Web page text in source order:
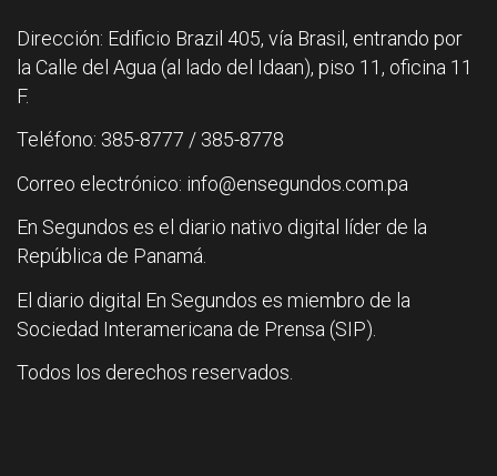
Dirección: Edificio Brazil 405, vía Brasil, entrando por
la Calle del Agua (al lado del Idaan), piso 11, oficina 11
F.
Teléfono: 385-8777 / 385-8778
Correo electrónico: info@ensegundos.com.pa
En Segundos es el diario nativo digital líder de la
República de Panamá.
El diario digital En Segundos es miembro de la
Sociedad Interamericana de Prensa (SIP).
Todos los derechos reservados.